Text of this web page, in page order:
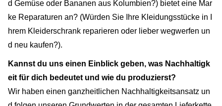
d Gemüse oder Bananen aus Kolumbien?) bietet eine Mar
ke Reparaturen an? (Würden Sie Ihre Kleidungsstücke in I
hrem Kleiderschrank reparieren oder lieber wegwerfen un
d neu kaufen?).
Kannst du uns einen Einblick geben, was Nachhaltigk
eit für dich bedeutet und wie du produzierst?
Wir haben einen ganzheitlichen Nachhaltigkeitsansatz un